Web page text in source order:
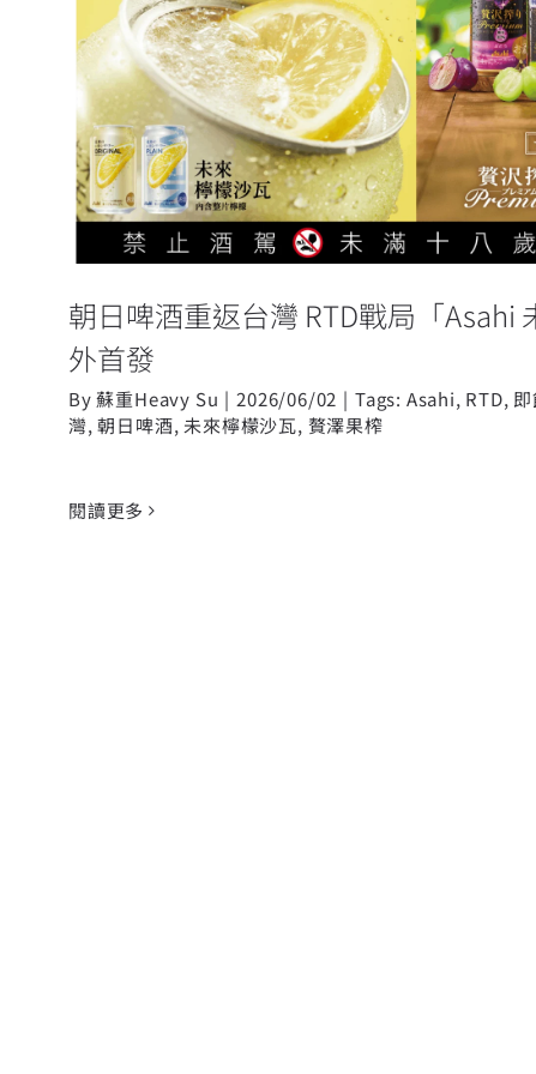
朝日啤酒重返台灣 RTD戰局「
瓦」海外首發
朝日啤酒重返台灣 RTD戰局「Asahi
外首發
By蘇重Heavy Su | 2026/06/02 | Tags: Asahi, RTD,
灣,朝日啤酒,未來檸檬沙瓦, 贅澤果榨
閱讀更多